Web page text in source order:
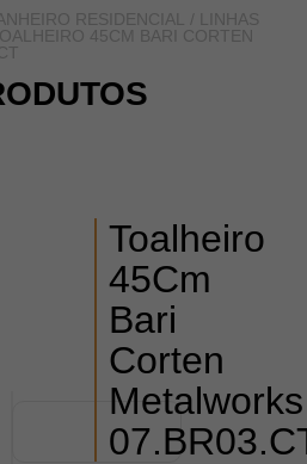
RESIDENCIAL /
LINHAS
45CM BARI CORTEN
Toalheiro
45Cm
Bari
Corten
Metalworks